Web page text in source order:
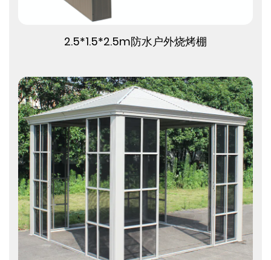
查看更多
2.5*1.5*2.5m防水户外烧烤棚